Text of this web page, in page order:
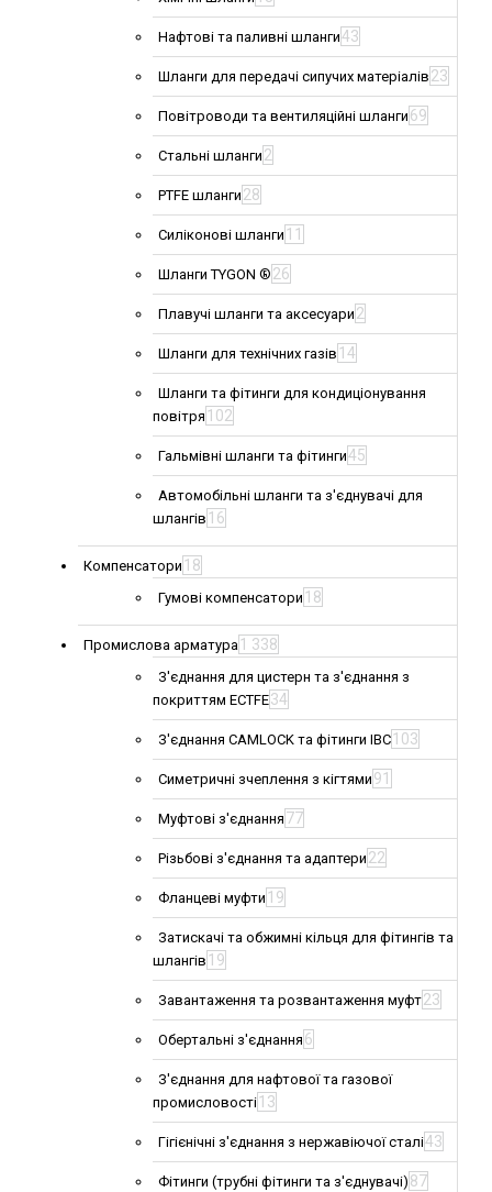
Нафтові та паливні шланги43
Шланги для передачі сипучих матеріалів 23
Повітроводи та вентиляційні шланги 69
Стальні шланги 2
PTFE шланги 28
Силіконові шланги 11
Шланги TYGON ® 26
Плавучі шланги та аксесуари 2
Шланги для технічних газів 14
Шланги та фітинги для кондиціонування
повітря 102
Гальмівні шланги та фітинги45
Автомобільні шланги та з'єднувачі для
шлангів 16
Компенсатори 18
Гумові компенсатори 18
Промислова арматура 1 338
З'єднання для цистерн та з'єднання з
покриттям ECTFE34
З'єднання CAMLOCK та фітинги IBC 103
Симетричні зчеплення з кігтями 91
Муфтові з'єднання 77
Різьбові з'єднання та адаптери 22
Фланцеві муфти 19
Затискачі та обжимні кільця для фітингів та
шлангів 19
Завантаження та розвантаження муфт23
Обертальні з'єднання 6
З'єднання для нафтової та газової
промисловості 13
Гігієнічні з'єднання з нержавіючої сталі43
Фітинги (трубні фітинги та з'єднувачі) 87